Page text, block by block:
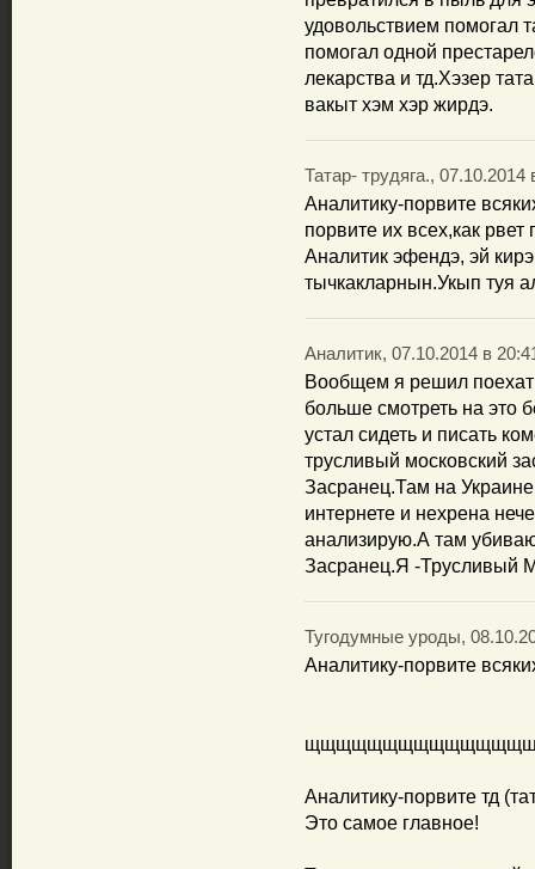
удовольствием помогал
помогал одной
лекарства и тд.Хэзер
вакыт хэм хэр жирдэ.
Татар- трудяга., 07.10.2014
Аналитику-порвите
порвите их всех,как рвет
Аналитик эфендэ, эй
тычкакларнын.Укып туя
Аналитик, 07.10.2014 в
Вообщем я решил
больше смотреть на это
устал сидеть и писать
трусливый московский
Засранец.Там на
интернете и нехрена
анализирую.А там
Засранец.Я -Трусливый
Тугодумные уроды,
Аналитику-порвите
Аналитику-порвите тд
Это самое главное!